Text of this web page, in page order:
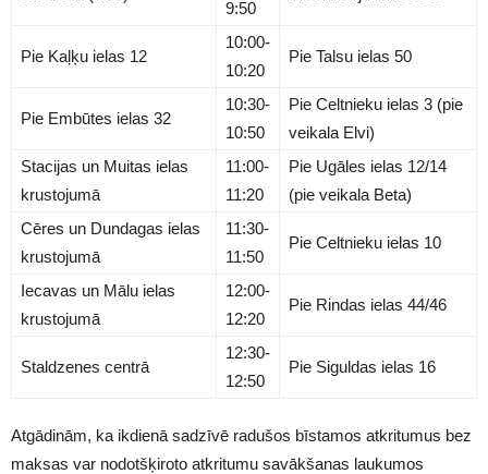
9:50
Pie Kaļķu ielas 12
10:00-
10:20
Pie Talsu ielas 50
Pie Embūtes ielas 32
10:30-
10:50
Pie Celtnieku ielas 3 (pie
veikala Elvi)
Stacijas un Muitas ielas
krustojumā
11:00-
11:20
Pie Ugāles ielas 12/14
(pie veikala Beta)
Cēres un Dundagas ielas
krustojumā
11:30-
11:50
Pie Celtnieku ielas 10
Iecavas un Mālu ielas
krustojumā
12:00-
12:20
Pie Rindas ielas 44/46
Staldzenes centrā
12:30-
12:50
Pie Siguldas ielas 16
Atgādinām, ka ikdienā sadzīvē radušos bīstamos atkritumus bez
maksas var nodotšķiroto atkritumu savākšanas laukumos